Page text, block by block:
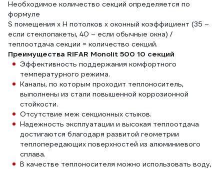
Необходимое количество секций определяется по
формуле
S помещения х H потолков х оконный коэффициент (35 –
если стеклопакеты, 40 – если обычные окна) /
теплоотдача секции = количество секций.
Преимущества RIFAR Monolit 500 10 секций
Эффективность поддержания комфортного
температурного режима.
Каналы, по которым проходит теплоноситель,
выполнены из стали повышенной коррозионной
стойкости.
Отсутствие меж секционных стыков.
Надежность эксплуатации и высокая теплоотдача
достигаются благодаря развитой геометрии
теплопередающих поверхностей из алюминиевого
сплава.
В качестве теплоносителя можно использовать воду,